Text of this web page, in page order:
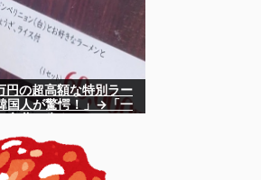
の超高額な特別ラー
国人が驚愕！」→「一